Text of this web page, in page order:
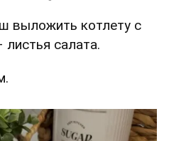
выложить котлету с
салата.